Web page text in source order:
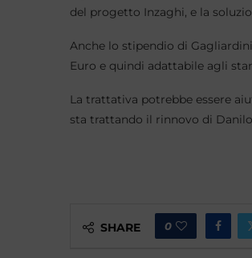
del progetto Inzaghi, e la
Anche lo stipendio di
Euro e quindi adattabile agli
La trattativa potrebbe essere
sta trattando il rinnovo di
SHARE 0